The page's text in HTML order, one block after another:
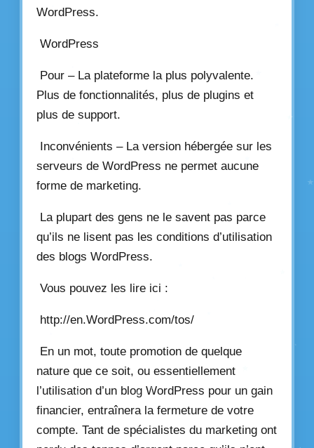
WordPress.
WordPress
Pour – La plateforme la plus polyvalente.
Plus de fonctionnalités, plus de plugins et
plus de support.
Inconvénients – La version hébergée sur les
serveurs de WordPress ne permet aucune
forme de marketing.
La plupart des gens ne le savent pas parce
qu’ils ne lisent pas les conditions d’utilisation
des blogs WordPress.
Vous pouvez les lire ici :
http://en.WordPress.com/tos/
En un mot, toute promotion de quelque
nature que ce soit, ou essentiellement
l’utilisation d’un blog WordPress pour un gain
financier, entraînera la fermeture de votre
compte. Tant de spécialistes du marketing ont